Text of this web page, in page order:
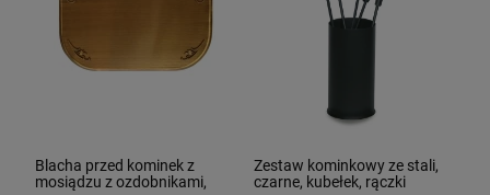
Blacha przed kominek z
mosiądzu z ozdobnikami,
Zestaw kominkowy ze stali,
czarne, kubełek, rączki